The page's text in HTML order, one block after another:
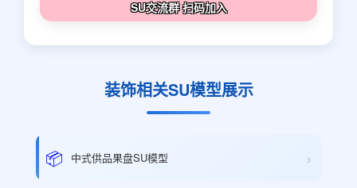
SU交流群 扫码加入
装饰相关SU模型展示
📦 中式供品果盘SU模型 ›